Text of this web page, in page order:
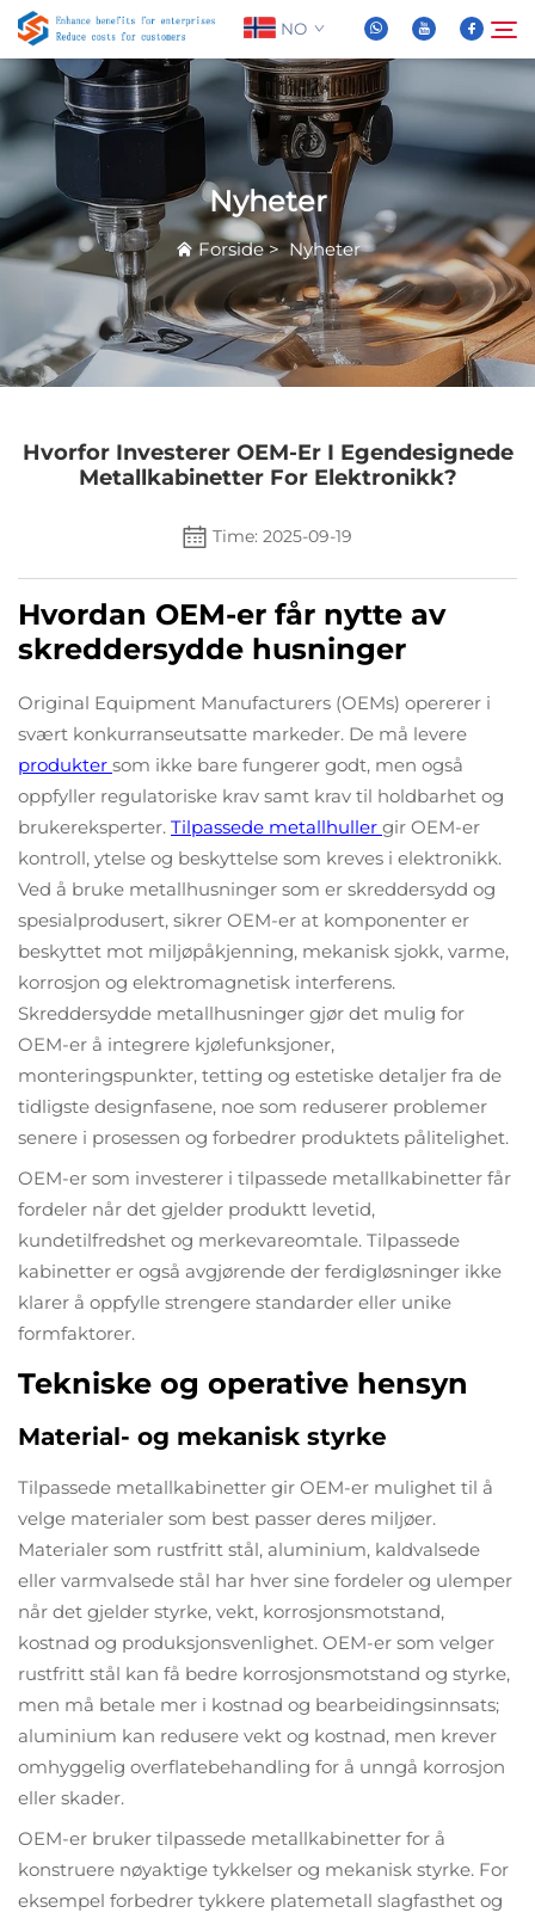
NO
Om oss
Produkter
Nyheter
FAQ
Søk
Nyheter
Forside>Nyheter
Hvorfor Investerer OEM-Er I Egendesignede
Metallkabinetter For Elektronikk?
Time: 2025-09-19
Hvordan OEM-er får nytte av
skreddersydde husninger
Original Equipment Manufacturers (OEMs) opererer i
svært konkurranseutsatte markeder. De må levere
produkter som ikke bare fungerer godt, men også
oppfyller regulatoriske krav samt krav til holdbarhet og
brukereksperter. Tilpassede metallhuller gir OEM-er
kontroll, ytelse og beskyttelse som kreves i elektronikk.
Ved å bruke metallhusninger som er skreddersydd og
spesialprodusert, sikrer OEM-er at komponenter er
beskyttet mot miljøpåkjenning, mekanisk sjokk, varme,
korrosjon og elektromagnetisk interferens.
Skreddersydde metallhusninger gjør det mulig for
OEM-er å integrere kjølefunksjoner,
monteringspunkter, tetting og estetiske detaljer fra de
tidligste designfasene, noe som reduserer problemer
senere i prosessen og forbedrer produktets pålitelighet.
OEM-er som investerer i tilpassede metallkabinetter får
fordeler når det gjelder produktt levetid,
kundetilfredshet og merkevareomtale. Tilpassede
kabinetter er også avgjørende der ferdigløsninger ikke
klarer å oppfylle strengere standarder eller unike
formfaktorer.
Tekniske og operative hensyn
Material- og mekanisk styrke
Tilpassede metallkabinetter gir OEM-er mulighet til å
velge materialer som best passer deres miljøer.
Materialer som rustfritt stål, aluminium, kaldvalsede
eller varmvalsede stål har hver sine fordeler og ulemper
når det gjelder styrke, vekt, korrosjonsmotstand,
kostnad og produksjonsvenlighet. OEM-er som velger
rustfritt stål kan få bedre korrosjonsmotstand og styrke,
men må betale mer i kostnad og bearbeidingsinnsats;
aluminium kan redusere vekt og kostnad, men krever
omhyggelig overflatebehandling for å unngå korrosjon
eller skader.
OEM-er bruker tilpassede metallkabinetter for å
konstruere nøyaktige tykkelser og mekanisk styrke. For
eksempel forbedrer tykkere platemetall slagfasthet og